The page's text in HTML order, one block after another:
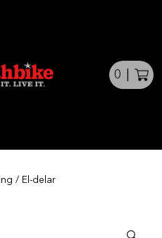
0
/ El-delar